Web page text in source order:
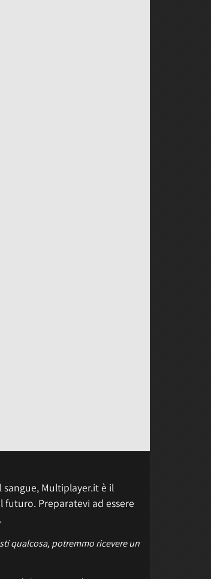
Multiplayer.it è il
Preparatevi ad essere
qualcosa, potremmo ricevere un